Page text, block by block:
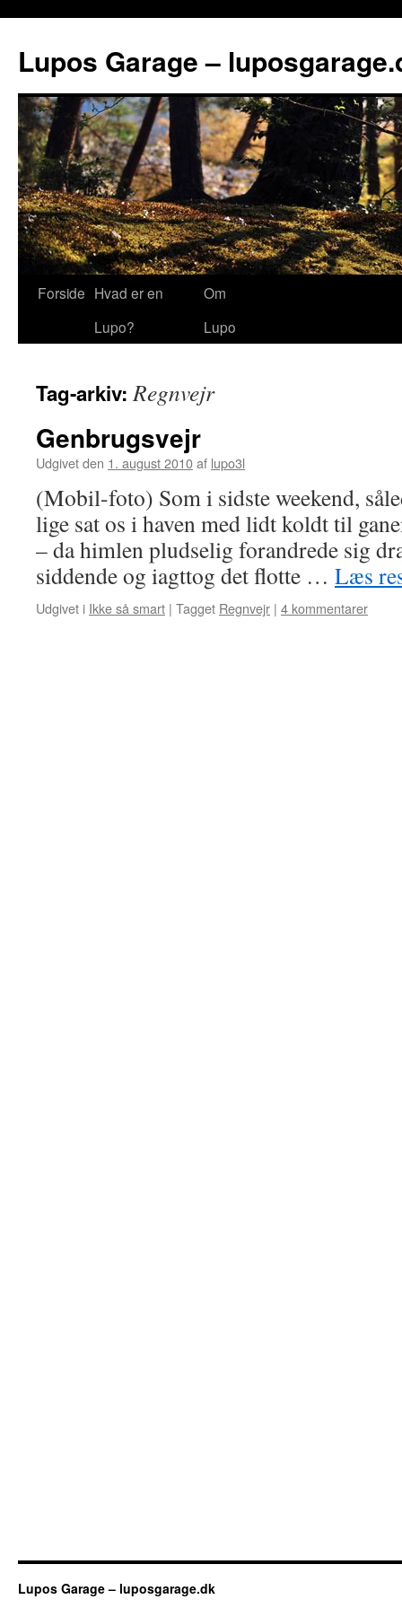
Lupos Garage –
Forside Hvad er en
Lupo?
Om
Lupo
Tag-arkiv:Regnvejr
Genbrugsvejr
Udgivet den 1. august 2010af lupo3l
(Mobil-foto) Som i sidste weekend,
lige sat os i haven med lidt koldt til
– da himlen pludselig forandrede sig
siddende og iagttog det flotte … Læs
Udgivet i Ikke så smart | Tagget Regnvejr | 4 kommentarer
Lupos Garage – luposgarage.dk